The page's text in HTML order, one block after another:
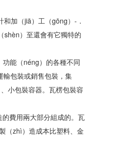
和加（jiā）工（gōng）-．
shèn）至還會有它獨特的
能（néng）的各種不同
輸包裝或銷售包裝，集
小包裝容器。瓦楞包裝容
費用兩大部分組成的。瓦
（zhì）造成本比塑料、金